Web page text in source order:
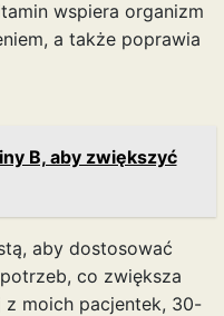
wspiera organizm
a także poprawia
B, aby zwiększyć
aby dostosować
co zwiększa
z moich pacjentek, 30-